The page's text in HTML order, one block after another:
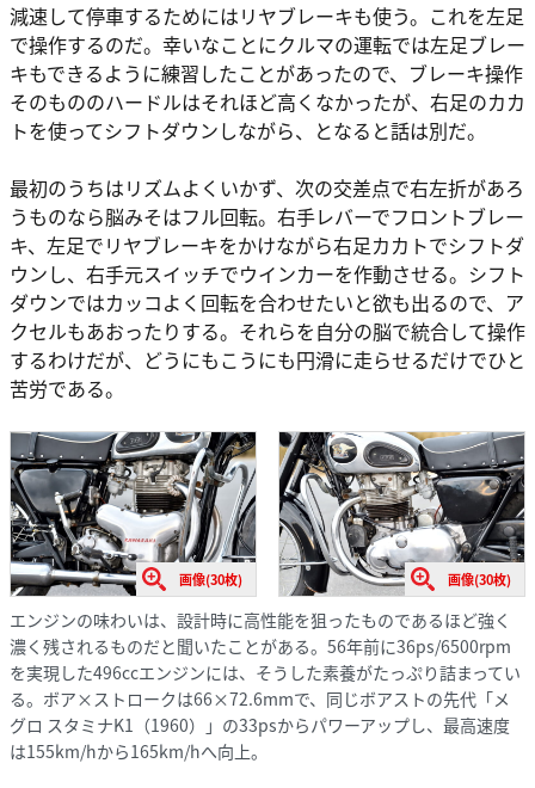
減速して停車するためにはリヤブレーキも使う。これを左足
で操作するのだ。幸いなことにクルマの運転では左足ブレー
キもできるように練習したことがあったので、ブレーキ操作
そのもののハードルはそれほど高くなかったが、右足のカカ
トを使ってシフトダウンしながら、となると話は別だ。
最初のうちはリズムよくいかず、次の交差点で右左折があろ
うものなら脳みそはフル回転。右手レバーでフロントブレー
キ、左足でリヤブレーキをかけながら右足カカトでシフトダ
ウンし、右手元スイッチでウインカーを作動させる。シフト
ダウンではカッコよく回転を合わせたいと欲も出るので、ア
クセルもあおったりする。それらを自分の脳で統合して操作
するわけだが、どうにもこうにも円滑に走らせるだけでひと
苦労である。
画像(30枚) 画像(30枚)
エンジンの味わいは、設計時に高性能を狙ったものであるほど強く
濃く残されるものだと聞いたことがある。56年前に36ps/6500rpm
を実現した496ccエンジンには、そうした素養がたっぷり詰まってい
る。ボア×ストロークは66×72.6mmで、同じボアストの先代「メ
グロ スタミナK1（1960）」の33psからパワーアップし、最高速度
は155km/hから165km/hへ向上。